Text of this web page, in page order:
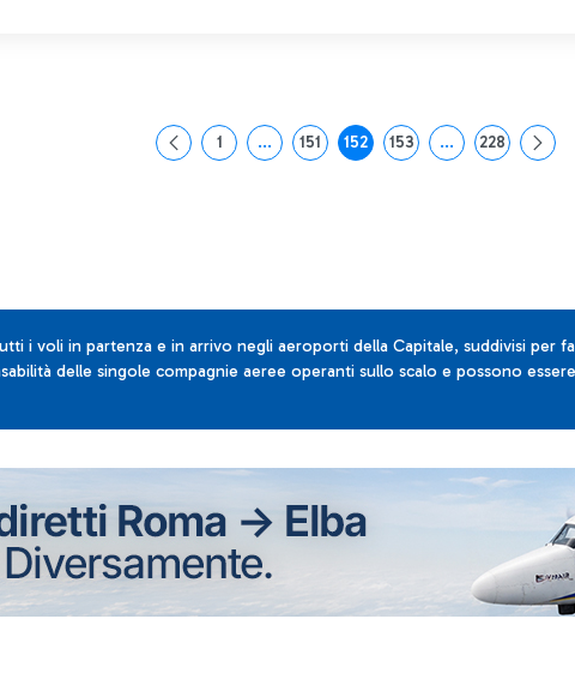
Pagina
1 ...Pagine intermedie Use TAB to navigate.
Pagina
151 Pagina
152 Pagina
153 ...PaginePagina
228
i voli in partenza e in arrivo negli aeroporti della Capitale, suddivisi per
delle singole compagnie aeree operanti sullo scalo e possono